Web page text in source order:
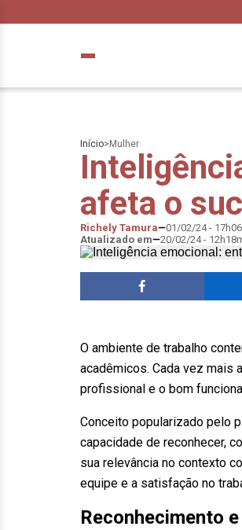
Início> Mulher
afeta o
Richely Tamura 01/02/24 -
Atualizado em
20/02/24 -
O ambiente de trabalho
acadêmicos. Cada vez mais
profissional e o bom
Conceito popularizado pelo
capacidade de reconhecer,
sua relevância no contexto
equipe e a satisfação no
Reconhecimento